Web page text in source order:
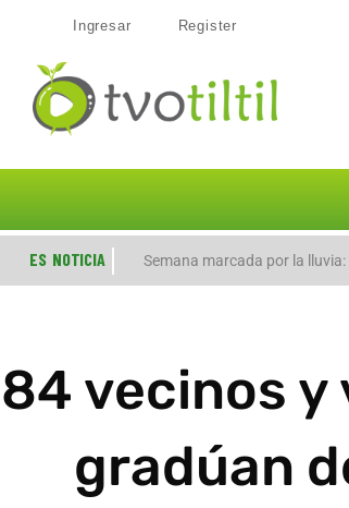
Ingresar Register
ES NOTICIA
Semana marcada por la
Evacúan preventivamente a
84 vecinos y
gradúan